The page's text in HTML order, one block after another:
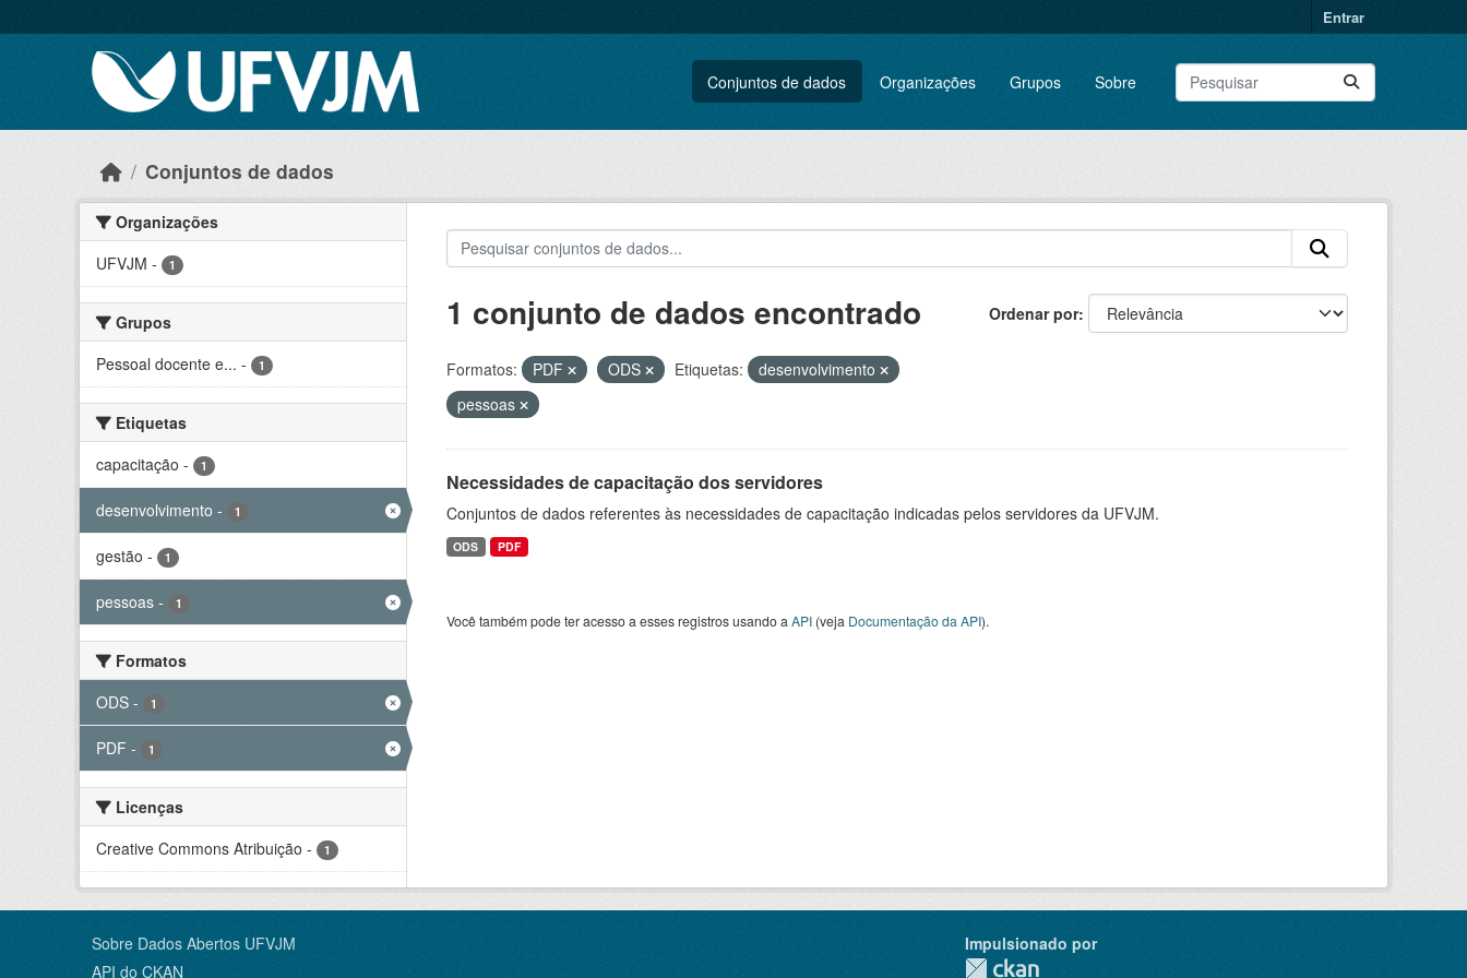
Entrar
Conjuntos de dados Organizações Grupos Sobre
Conjuntos de dados
Organizações
UFVJM - 1
Grupos
Pessoal docente e... - 1
Etiquetas
capacitação - 1
desenvolvimento - 1
gestão - 1
pessoas - 1
Formatos
ODS - 1
PDF - 1
Licenças
Creative Commons Atribuição - 1
Ordenar por
1 conjunto de dados encontrado
Formatos: PDF ODS Etiquetas:
desenvolvimento
pessoas
Necessidades de capacitação dos servidores
Conjuntos de dados referentes às necessidades de capacitação indicadas pelos servidores da UFVJM.
ODS PDF
Você também pode ter acesso a esses registros usando a API(veja Documentação da API).
Sobre Dados Abertos UFVJM
API do CKAN
Impulsionado por